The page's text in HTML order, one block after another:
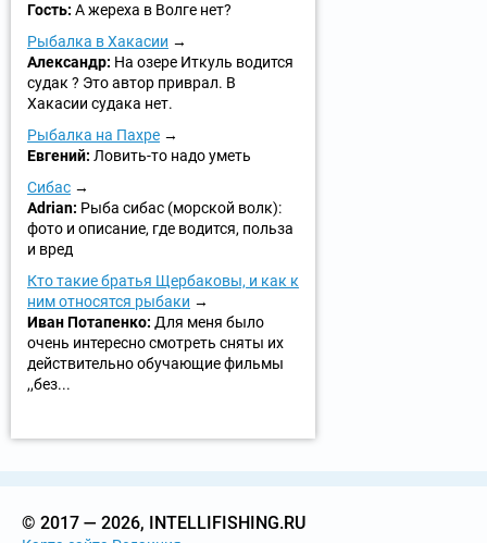
Гость: А жереха в Волге нет?
Рыбалка в Хакасии
Александр: На озере Иткуль водится
судак ? Это автор приврал. В
Хакасии судака нет.
Рыбалка на Пахре
Евгений: Ловить-то надо уметь
Сибас
Adrian: Рыба сибас (морской волк):
фото и описание, где водится, польза
и вред
Кто такие братья Щербаковы, и как к
ним относятся рыбаки
Иван Потапенко: Для меня было
очень интересно смотреть сняты их
действительно обучающие фильмы
,,без...
© 2017 — 2026, INTELLIFISHING.RU